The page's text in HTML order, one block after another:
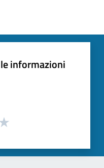
informazioni